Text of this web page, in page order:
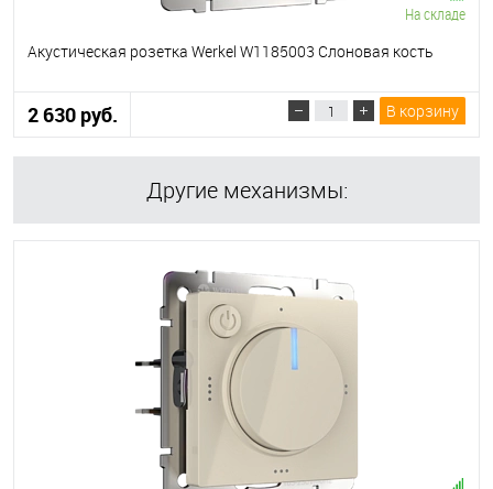
На складе
Акустическая розетка Werkel W1185003 Слоновая кость
2 630 руб. В корзину
Другие механизмы: